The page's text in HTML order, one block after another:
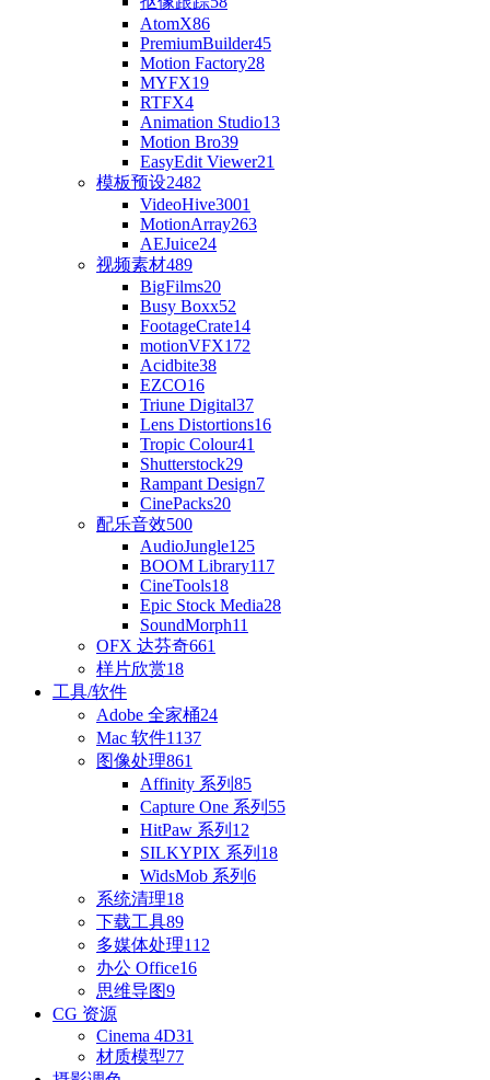
AtomX86
PremiumBuilder45
Motion Factory28
MYFX19
RTFX4
Animation Studio13
Motion Bro39
EasyEdit Viewer21
模板预设2482
VideoHive3001
MotionArray263
AEJuice24
视频素材489
BigFilms20
Busy Boxx52
FootageCrate14
motionVFX172
Acidbite38
EZCO16
Triune Digital37
Lens Distortions16
Tropic Colour41
Shutterstock29
Rampant Design7
CinePacks20
配乐音效500
AudioJungle125
BOOM Library117
CineTools18
Epic Stock Media28
SoundMorph11
OFX 达芬奇661
样片欣赏18
工具/软件
Adobe 全家桶24
Mac 软件1137
图像处理861
Affinity 系列 85
Capture One 系列 55
HitPaw 系列 12
SILKYPIX 系列 18
WidsMob 系列 6
系统清理18
下载工具89
多媒体处理112
办公 Office16
思维导图9
CG 资源
Cinema 4D31
材质模型77